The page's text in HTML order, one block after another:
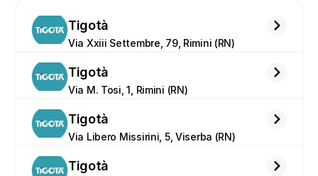
Tigotà
Via Xxiii Settembre, 79, Rimini (RN)
Tigotà
Via M. Tosi, 1, Rimini (RN)
Tigotà
Via Libero Missirini, 5, Viserba (RN)
Tigotà